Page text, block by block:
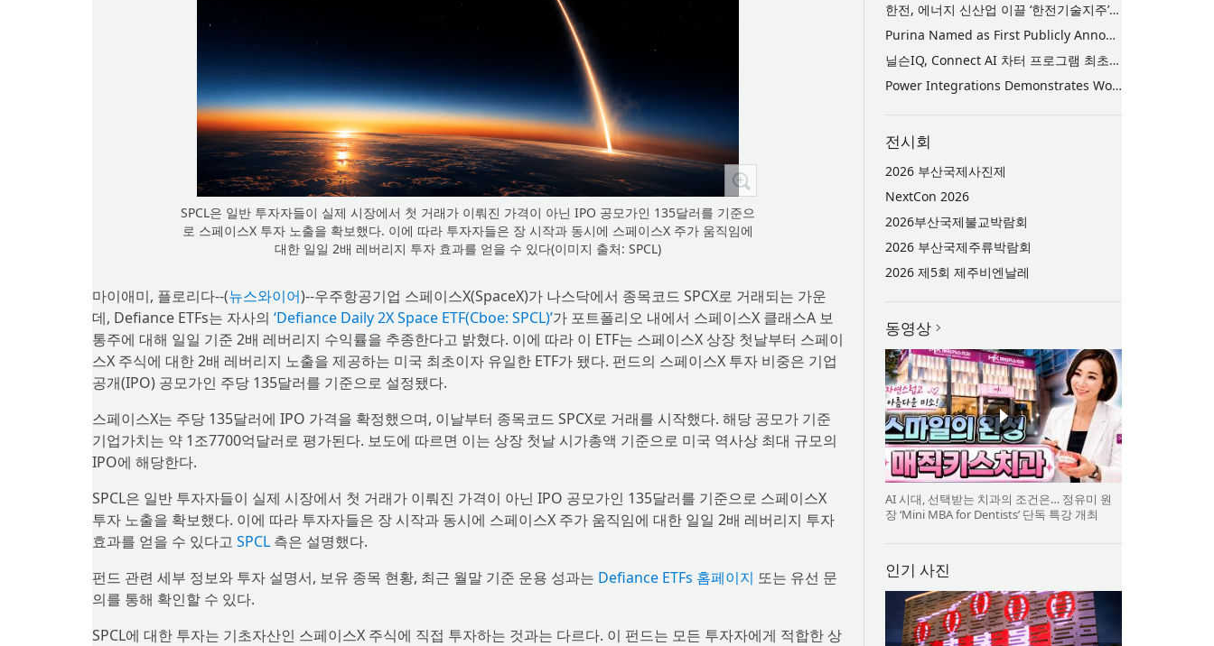
SPCL은 일반 투자자들이 실제 시장에서 첫 거래가 이뤄진 가격이 아닌 IPO 공모가인 135달러를 기준으
로 스페이스X 투자 노출을 확보했다. 이에 따라 투자자들은 장 시작과 동시에 스페이스X 주가 움직임에
대한 일일 2배 레버리지 투자 효과를 얻을 수 있다(이미지 출처: SPCL)
마이애미, 플로리다--(뉴스와이어)--우주항공기업 스페이스X(SpaceX)가 나스닥에서 종목코드 SPCX로 거래되는 가운
데, Defiance ETFs는 자사의 ‘Defiance Daily 2X Space ETF(Cboe: SPCL)’가 포트폴리오 내에서 스페이스X 클래스A 보
통주에 대해 일일 기준 2배 레버리지 수익률을 추종한다고 밝혔다. 이에 따라 이 ETF는 스페이스X 상장 첫날부터 스페이
스X 주식에 대한 2배 레버리지 노출을 제공하는 미국 최초이자 유일한 ETF가 됐다. 펀드의 스페이스X 투자 비중은 기업
공개(IPO) 공모가인 주당 135달러를 기준으로 설정됐다.
스페이스X는 주당 135달러에 IPO 가격을 확정했으며, 이날부터 종목코드 SPCX로 거래를 시작했다. 해당 공모가 기준
기업가치는 약 1조7700억달러로 평가된다. 보도에 따르면 이는 상장 첫날 시가총액 기준으로 미국 역사상 최대 규모의
IPO에 해당한다.
SPCL은 일반 투자자들이 실제 시장에서 첫 거래가 이뤄진 가격이 아닌 IPO 공모가인 135달러를 기준으로 스페이스X
투자 노출을 확보했다. 이에 따라 투자자들은 장 시작과 동시에 스페이스X 주가 움직임에 대한 일일 2배 레버리지 투자
효과를 얻을 수 있다고 SPCL 측은 설명했다.
펀드 관련 세부 정보와 투자 설명서, 보유 종목 현황, 최근 월말 기준 운용 성과는 Defiance ETFs 홈페이지 또는 유선 문
의를 통해 확인할 수 있다.
SPCL에 대한 투자는 기초자산인 스페이스X 주식에 직접 투자하는 것과는 다르다. 이 펀드는 모든 투자자에게 적합한 상
한전, 에너지 신산업 이끌 ‘한전기술지주’ 공식 출범
Purina Named as First Publicly Announced NIQ ConnectAI Charter Client
닐슨IQ, Connect AI 차터 프로그램 최초 고객사 ‘퓨리나’ 선정
Power Integrations Demonstrates World’s First 2200 V GaN Technology for Next-Era High-Voltage Power Systems
전시회
2026 부산국제사진제
NextCon 2026
2026부산국제불교박람회
2026 부산국제주류박람회
2026 제5회 제주비엔날레
동영상
AI 시대, 선택받는 치과의 조건은… 정유미 원
장 ‘Mini MBA for Dentists’ 단독 특강 개최
인기 사진